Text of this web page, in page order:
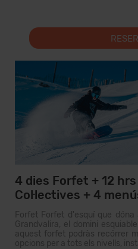
4 dies Forfet + 12
Col·lectives + 4
Forfet Forfet d'esquí que dóna
Grandvalira, el domini
aquest forfet podràs recórrer
opcions per a tots els nivells,